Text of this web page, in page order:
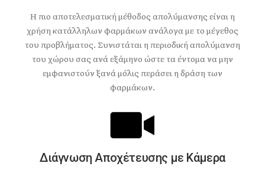
Η πιο αποτελεσματική μέθοδος απολύμανσης είναι η
χρήση κατάλληλων φαρμάκων ανάλογα με το μέγεθος
του προβλήματος. Συνιστάται η περιοδική απολύμανση
του χώρου σας ανά εξάμηνο ώστε τα έντομα να μην
εμφανιστούν ξανά μόλις περάσει η δράση των
φαρμάκων.
Διάγνωση Aποχέτευσης με Kάμερα